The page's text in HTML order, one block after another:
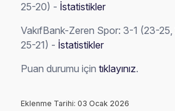
25-20) - İstatistikler
VakıfBank-Zeren Spor: 3-1 (23-
25-21) - İstatistikler
Puan durumu içintıklayınız.
Eklenme Tarihi: 03 Ocak 2026